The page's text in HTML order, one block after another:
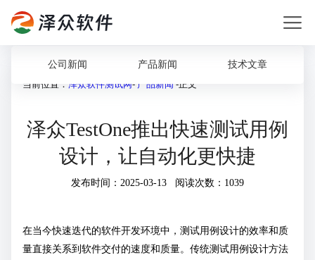
公司新闻 产品新闻
技术文章
当前位置： 泽众软件测试网- 产品新闻 -正文
泽众TestOne推出快速测试用例
设计，让自动化更快捷
发布时间：2025-03-13 阅读次数：1039
在当今快速迭代的软件开发环境中，测试用例设计的效率和质
量直接关系到软件交付的速度和质量。传统测试用例设计方法